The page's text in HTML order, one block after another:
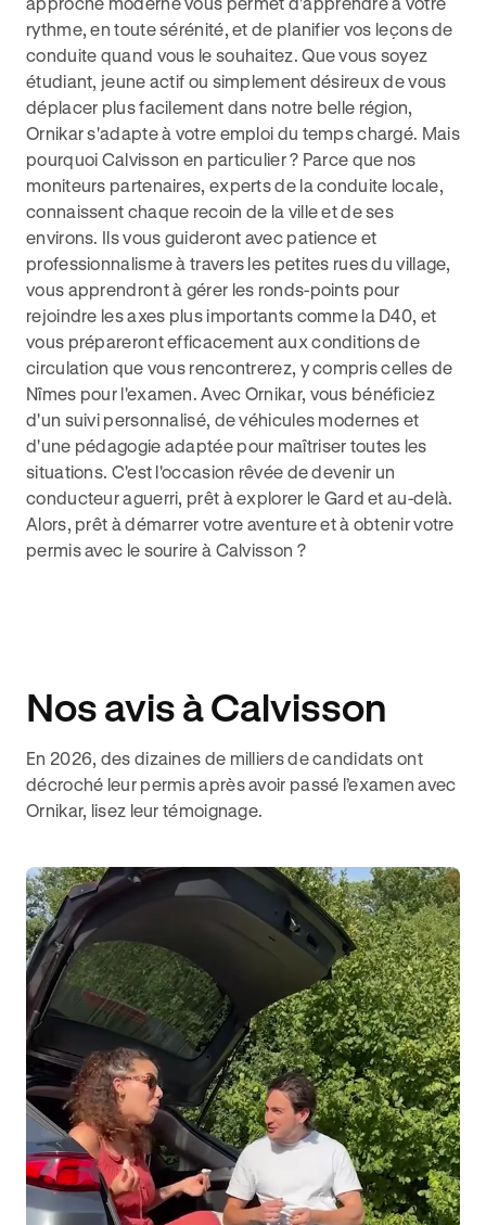
rythme, en toute sérénité, et de planifier vos leçons de
conduite quand vous le souhaitez. Que vous soyez
étudiant, jeune actif ou simplement désireux de vous
déplacer plus facilement dans notre belle région,
Ornikar s'adapte à votre emploi du temps chargé. Mais
pourquoi Calvisson en particulier ? Parce que nos
moniteurs partenaires, experts de la conduite locale,
connaissent chaque recoin de la ville et de ses
environs. Ils vous guideront avec patience et
professionnalisme à travers les petites rues du village,
vous apprendront à gérer les ronds-points pour
rejoindre les axes plus importants comme la D40, et
vous prépareront efficacement aux conditions de
circulation que vous rencontrerez, y compris celles de
Nîmes pour l'examen. Avec Ornikar, vous bénéficiez
d'un suivi personnalisé, de véhicules modernes et
d'une pédagogie adaptée pour maîtriser toutes les
situations. C'est l'occasion rêvée de devenir un
conducteur aguerri, prêt à explorer le Gard et au-delà.
Alors, prêt à démarrer votre aventure et à obtenir votre
permis avec le sourire à Calvisson ?
Nos avis à Calvisson
En 2026, des dizaines de milliers de candidats ont
décroché leur permis après avoir passé l’examen avec
Ornikar, lisez leur témoignage.